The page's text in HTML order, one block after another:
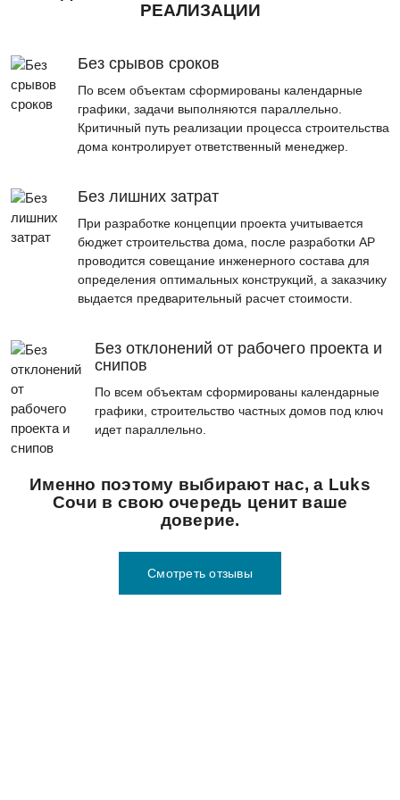
РЕАЛИЗАЦИИ
Без срывов сроков
По всем объектам сформированы календарные
графики, задачи выполняются параллельно.
Критичный путь реализации процесса строительства
дома контролирует ответственный менеджер.
Без лишних затрат
При разработке концепции проекта учитывается
бюджет строительства дома, после разработки АР
проводится совещание инженерного состава для
определения оптимальных конструкций, а заказчику
выдается предварительный расчет стоимости.
Без отклонений от рабочего проекта и
снипов
По всем объектам сформированы календарные
графики, строительство частных домов под ключ
идет параллельно.
Именно поэтому выбирают нас, а Luks
Сочи в свою очередь ценит ваше
доверие.
Смотреть отзывы